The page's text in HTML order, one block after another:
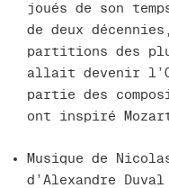
joués de son
de deux
partitions des
allait devenir
partie des
ont inspiré
Musique de
d’Alexandre Duval